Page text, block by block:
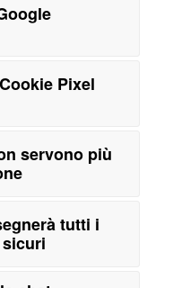
Pixel
servono più
tutti i